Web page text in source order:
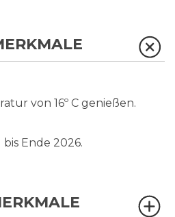
von 16º C genießen.
Ende 2026.